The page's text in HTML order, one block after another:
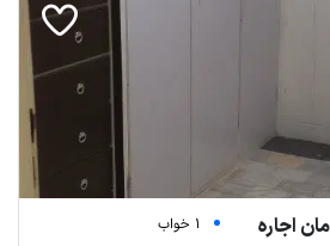
1 خواب